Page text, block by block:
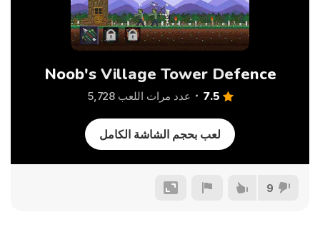
Noob's Village Tower Defence
7.5 عدد مرات اللعب 5,728
لعب بحجم الشاشة الكامل
9